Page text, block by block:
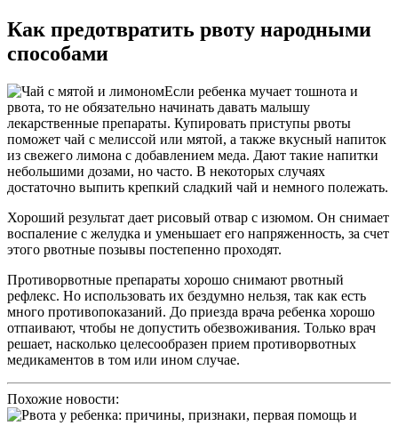
Как предотвратить рвоту народными
способами
Если ребенка мучает тошнота и
рвота, то не обязательно начинать давать малышу
лекарственные препараты. Купировать приступы рвоты
поможет чай с мелиссой или мятой, а также вкусный напиток
из свежего лимона с добавлением меда. Дают такие напитки
небольшими дозами, но часто. В некоторых случаях
достаточно выпить крепкий сладкий чай и немного полежать.
Хороший результат дает рисовый отвар с изюмом. Он снимает
воспаление с желудка и уменьшает его напряженность, за счет
этого рвотные позывы постепенно проходят.
Противорвотные препараты хорошо снимают рвотный
рефлекс. Но использовать их бездумно нельзя, так как есть
много противопоказаний. До приезда врача ребенка хорошо
отпаивают, чтобы не допустить обезвоживания. Только врач
решает, насколько целесообразен прием противорвотных
медикаментов в том или ином случае.
Похожие новости: